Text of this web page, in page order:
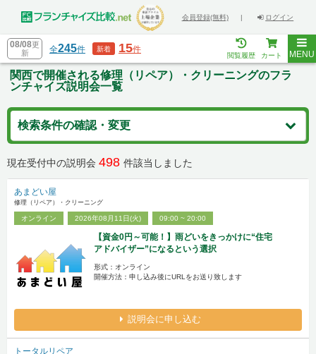
会員登録(無料) | ログイン
08/08更
新
全245件 新着 15件
閲覧履歴 カート MENU
関西で開催される修理（リペア）・クリーニングのフラ
ンチャイズ説明会一覧
検索条件の確認・変更
現在受付中の説明会 498 件該当しました
あまどい屋
修理（リペア）・クリーニング
オンライン 2026年08月11日(火) 09:00 ~ 20:00
【資金0円～可能！】雨どいをきっかけに“住宅
アドバイザー”になるという選択
形式：オンライン
開催方法：申し込み後にURLをお送り致します
説明会に申し込む
トータルリペア